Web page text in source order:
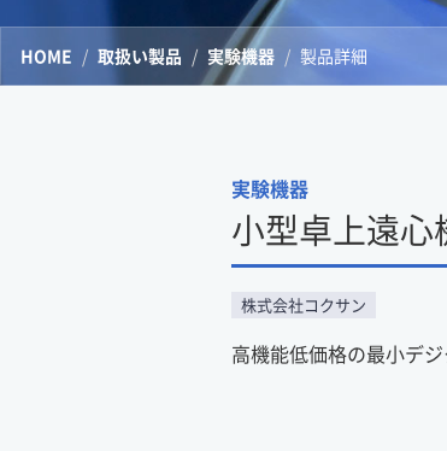
HOME 取扱い製品 実験機器 製品詳細
実験機器
小型卓上遠心
株式会社コクサン
高機能低価格の最小デ